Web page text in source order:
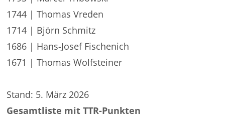
1744 | Thomas Vreden
1714 | Björn Schmitz
1686 | Hans-Josef Fischenich
1671 | Thomas Wolfsteiner
Stand: 5. März 2026
Gesamtliste mit TTR-Punkten